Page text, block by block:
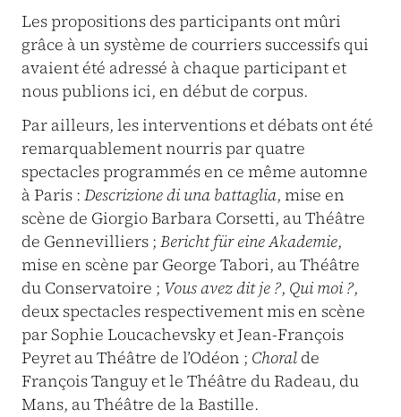
Les propositions des participants ont mûri
grâce à un système de courriers successifs qui
avaient été adressé à chaque participant et
nous publions ici, en début de corpus.
Par ailleurs, les interventions et débats ont été
remarquablement nourris par quatre
spectacles programmés en ce même automne
à Paris : Descrizione di una battaglia, mise en
scène de Giorgio Barbara Corsetti, au Théâtre
de Gennevilliers ; Bericht für eine Akademie,
mise en scène par George Tabori, au Théâtre
du Conservatoire ; Vous avez dit je ?, Qui moi ?,
deux spectacles respectivement mis en scène
par Sophie Loucachevsky et Jean-François
Peyret au Théâtre de l’Odéon ; Choral de
François Tanguy et le Théâtre du Radeau, du
Mans, au Théâtre de la Bastille.